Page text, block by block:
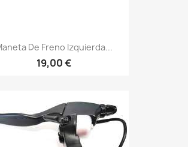
De Freno Izquierda...
19,00 €